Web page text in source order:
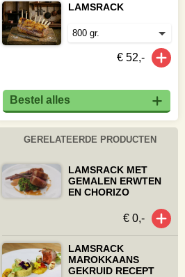
LAMSRACK
€ 52,-
Bestel alles
GERELATEERDE PRODUCTEN
LAMSRACK MET
GEMALEN ERWTEN
EN CHORIZO
€ 0,-
LAMSRACK
MAROKKAANS
GEKRUID RECEPT